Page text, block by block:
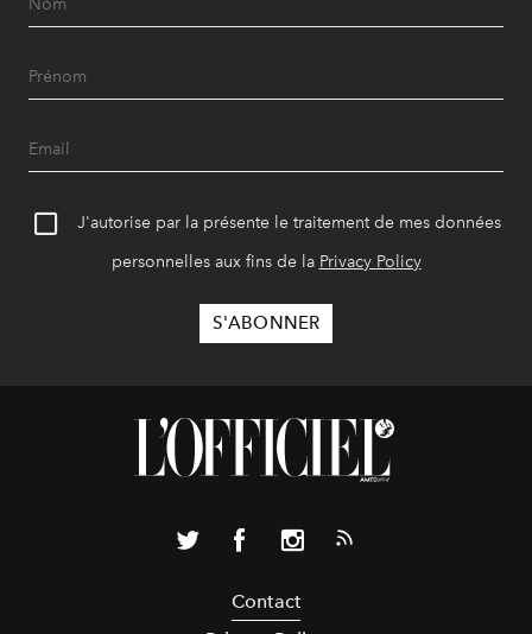
J'autorise par la présente le traitement de mes données
personnelles aux fins de la Privacy Policy
Contact